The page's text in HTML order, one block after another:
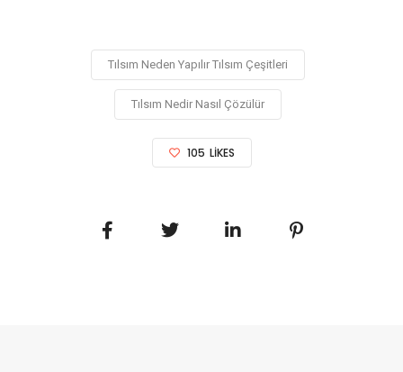
Tılsım Neden Yapılır Tılsım Çeşitleri
Tılsım Nedir Nasıl Çözülür
105 LIKES